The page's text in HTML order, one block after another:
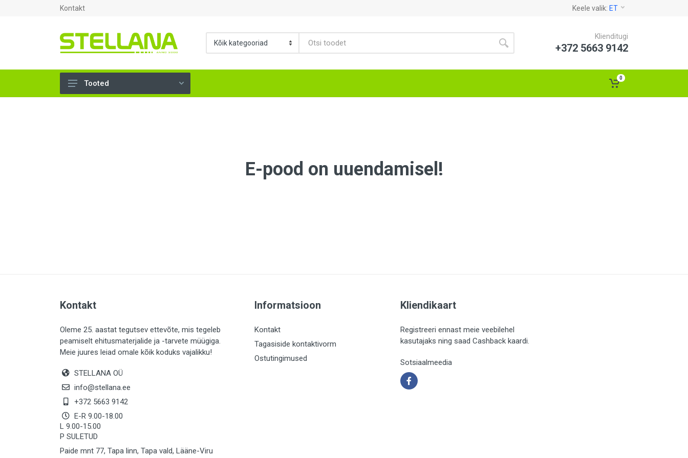
Kontakt Keele valik: ET
Klienditugi
+372 5663 9142
LIISTUD (183)
KIVID (31)
KATTED (132)
MAALRITARBED (1025)
SOOJUSTUS (16)
KEEMIA (220)
TÖÖRIIDED (117)
SAUN (8)
Tooted
0
E-pood on uuendamisel!
Kontakt
Oleme 25. aastat tegutsev ettevõte, mis tegeleb
peamiselt ehitusmaterjalide ja -tarvete müügiga.
Meie juures leiad omale kõik koduks vajalikku!
STELLANA OÜ
info@stellana.ee
+372 5663 9142
E-R 9.00-18.00
L 9.00-15.00
P SULETUD
Paide mnt 77, Tapa linn, Tapa vald, Lääne-Viru
Informatsioon
Kontakt
Tagasiside kontaktivorm
Ostutingimused
Kliendikaart
Registreeri ennast meie veebilehel
kasutajaks ning saad Cashback kaardi.
Sotsiaalmeedia